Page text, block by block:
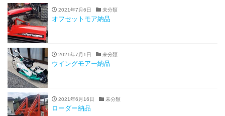
2021年7月6日 未分類
オフセットモア納品
2021年7月1日 未分類
ウイングモアー納品
2021年6月16日 未分類
ローダー納品